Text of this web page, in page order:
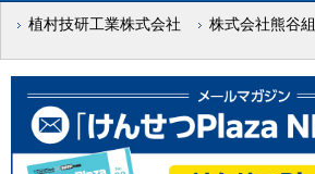
植村技研工業株式会社 株式会社熊谷組